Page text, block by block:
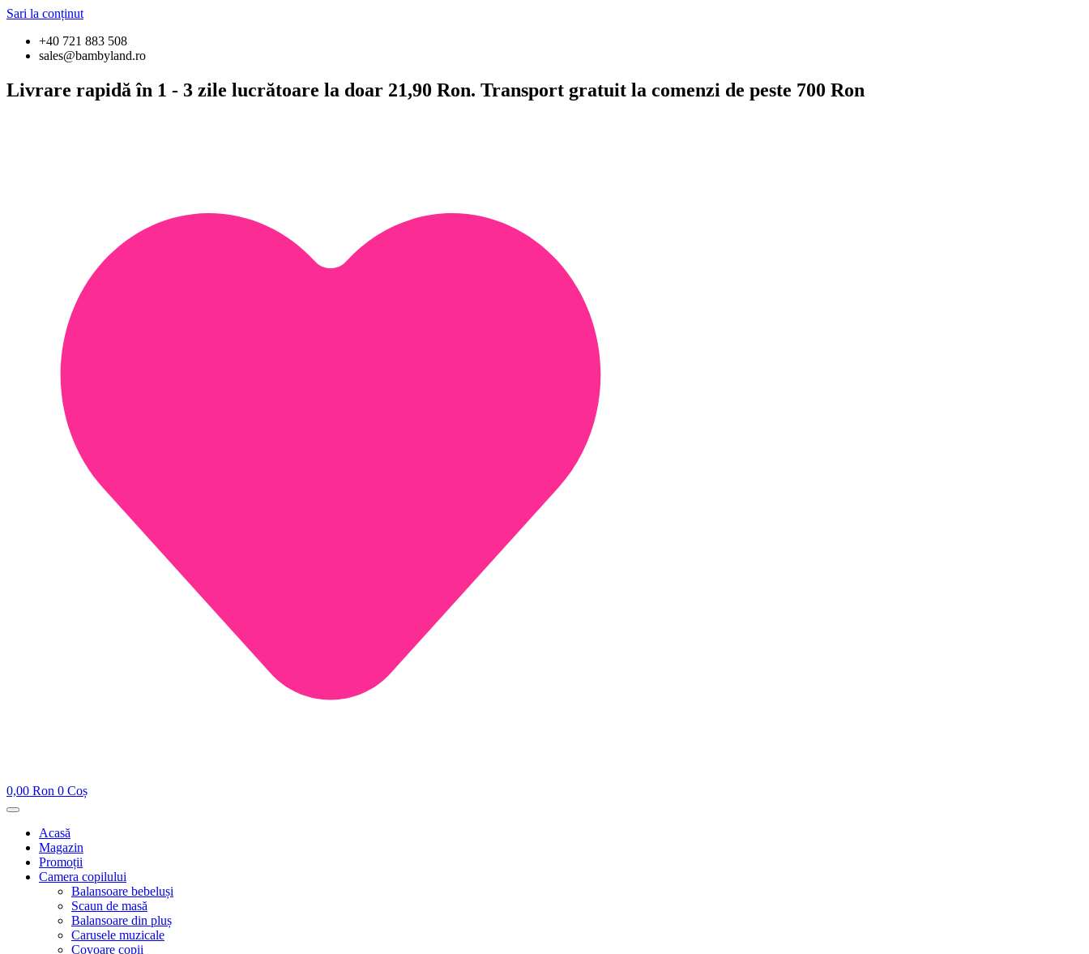
Sari la conținut
+40 721 883 508
sales@bambyland.ro
Livrare rapidă în 1 - 3 zile lucrătoare la doar 21,90 Ron. Transport gratuit la comenzi de peste 700 Ron
0,00 Ron 0 Coș
Acasă
Magazin
Promoții
Camera copilului
Balansoare bebeluși
Scaun de masă
Balansoare din pluș
Carusele muzicale
Covoare copii